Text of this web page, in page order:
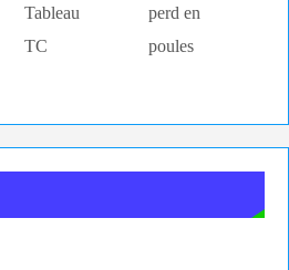
Tableau
TC
perd en
poules